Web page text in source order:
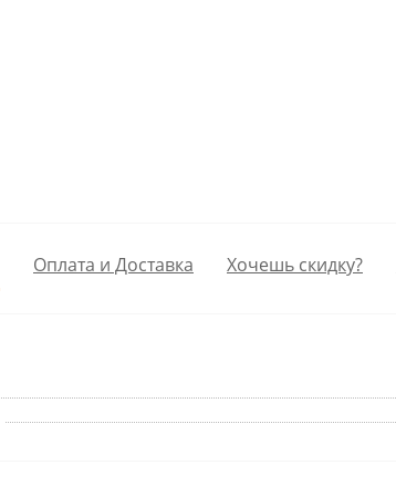
Оплата и Доставка Хочешь скидку?